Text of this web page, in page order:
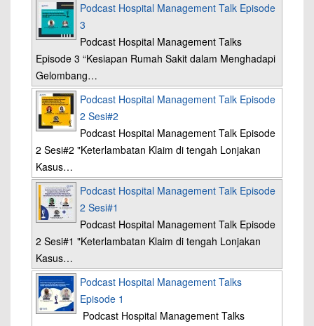
Podcast Hospital Management Talk Episode
3
Podcast Hospital Management Talks
Episode 3 “Kesiapan Rumah Sakit dalam Menghadapi
Gelombang…
Podcast Hospital Management Talk Episode
2 Sesi#2
Podcast Hospital Management Talk Episode
2 Sesi#2 "Keterlambatan Klaim di tengah Lonjakan
Kasus…
Podcast Hospital Management Talk Episode
2 Sesi#1
Podcast Hospital Management Talk Episode
2 Sesi#1 "Keterlambatan Klaim di tengah Lonjakan
Kasus…
Podcast Hospital Management Talks
Episode 1
Podcast Hospital Management Talks